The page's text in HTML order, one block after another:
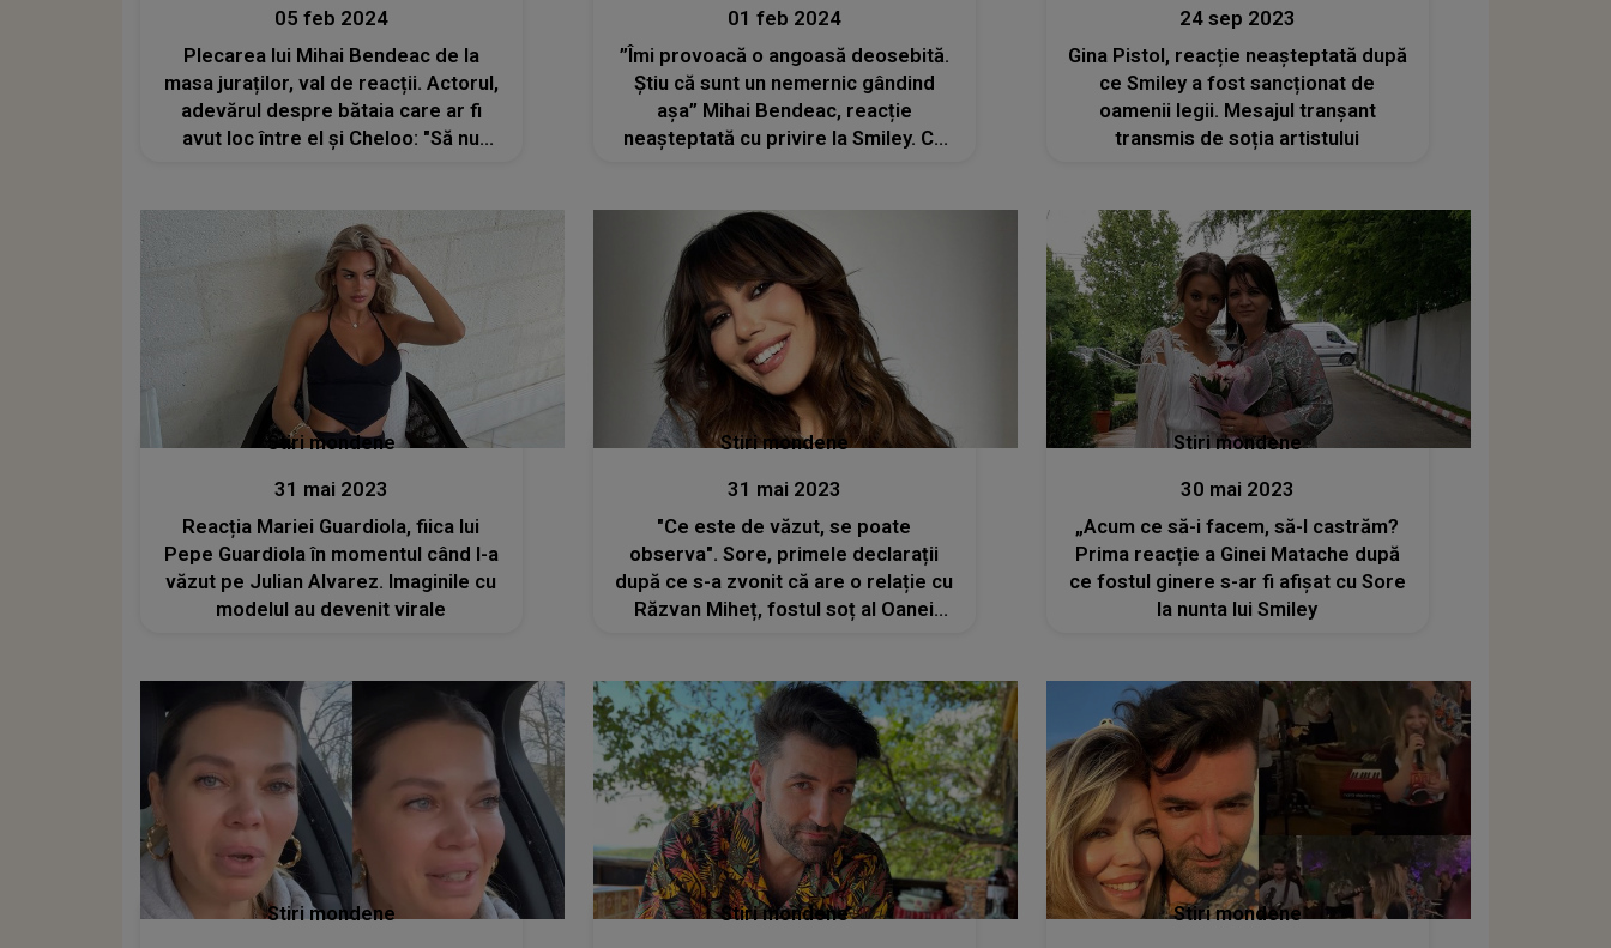
05 feb 2024
Plecarea lui Mihai Bendeac de la
masa juraților, val de reacții. Actorul,
adevărul despre bătaia care ar fi
avut loc între el și Cheloo: "Să nu
bullying în timpul școlii"
01 feb 2024
”Îmi provoacă o angoasă deosebită.
Știu că sunt un nemernic gândind
așa” Mihai Bendeac, reacție
neașteptată cu privire la Smiley. Ce
24 sep 2023
Gina Pistol, reacție neașteptată după
ce Smiley a fost sancționat de
oamenii legii. Mesajul tranșant
transmis de soția artistului
Stiri mondene
31 mai 2023
Reacția Mariei Guardiola, fiica lui
Pepe Guardiola în momentul când l-a
văzut pe Julian Alvarez. Imaginile cu
modelul au devenit virale
Stiri mondene
31 mai 2023
"Ce este de văzut, se poate
observa". Sore, primele declarații
după ce s-a zvonit că are o relație cu
Răzvan Miheț, fostul soț al Oanei
Stiri mondene
30 mai 2023
„Acum ce să-i facem, să-l castrăm?
Prima reacție a Ginei Matache după
ce fostul ginere s-ar fi afișat cu Sore
la nunta lui Smiley
Stiri mondene Stiri mondene Stiri mondene